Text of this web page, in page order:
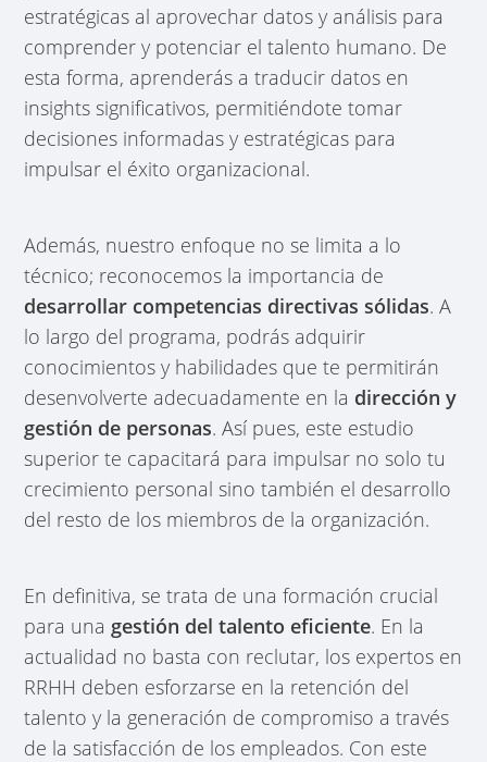
estratégicas al aprovechar datos y análisis para
comprender y potenciar el talento humano. De
esta forma, aprenderás a traducir datos en
insights significativos, permitiéndote tomar
decisiones informadas y estratégicas para
impulsar el éxito organizacional.
Además, nuestro enfoque no se limita a lo
técnico; reconocemos la importancia de
desarrollar competencias directivas sólidas. A
lo largo del programa, podrás adquirir
conocimientos y habilidades que te permitirán
desenvolverte adecuadamente en la dirección y
gestión de personas. Así pues, este estudio
superior te capacitará para impulsar no solo tu
crecimiento personal sino también el desarrollo
del resto de los miembros de la organización.
En definitiva, se trata de una formación crucial
para una gestión del talento eficiente. En la
actualidad no basta con reclutar, los expertos en
RRHH deben esforzarse en la retención del
talento y la generación de compromiso a través
de la satisfacción de los empleados. Con este